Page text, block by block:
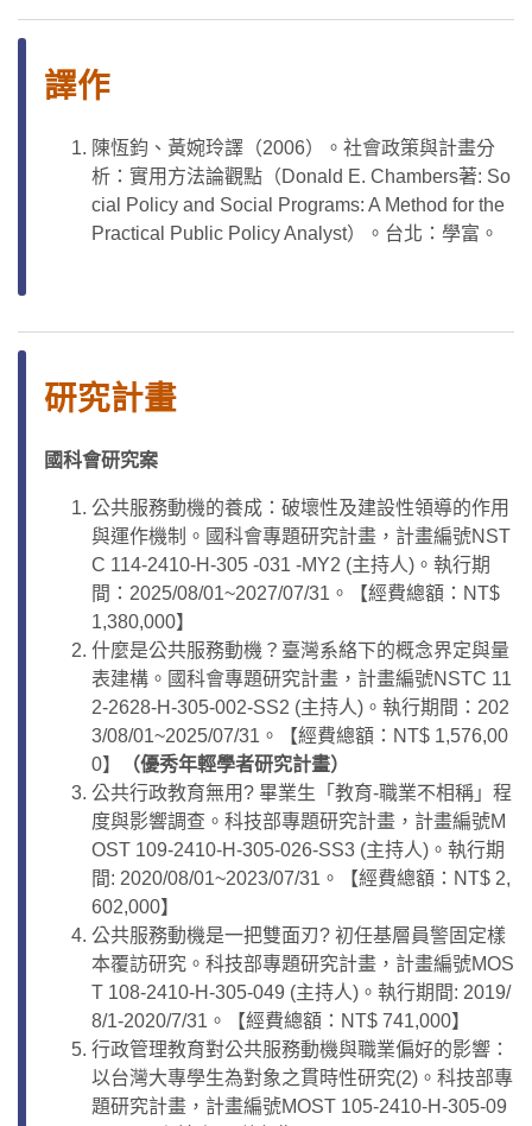
譯作
陳恆鈞、黃婉玲譯（2006）。社會政策與計畫分
析：實用方法論觀點（Donald E. Chambers著: So
cial Policy and Social Programs: A Method for the
Practical Public Policy Analyst）。台北：學富。
研究計畫
國科會研究案
公共服務動機的養成：破壞性及建設性領導的作用
與運作機制。國科會專題研究計畫，計畫編號NST
C 114-2410-H-305 -031 -MY2 (主持人)。執行期
間：2025/08/01~2027/07/31。【經費總額：NT$
1,380,000】
什麼是公共服務動機？臺灣系絡下的概念界定與量
表建構。國科會專題研究計畫，計畫編號NSTC 11
2-2628-H-305-002-SS2 (主持人)。執行期間：202
3/08/01~2025/07/31。【經費總額：NT$ 1,576,00
0】
（優秀年輕學者研究計畫）
公共行政教育無用? 畢業生「教育-職業不相稱」程
度與影響調查。科技部專題研究計畫，計畫編號M
OST 109-2410-H-305-026-SS3 (主持人)。執行期
間: 2020/08/01~2023/07/31。【經費總額：NT$ 2,
602,000】
公共服務動機是一把雙面刃? 初任基層員警固定樣
本覆訪研究。科技部專題研究計畫，計畫編號MOS
T 108-2410-H-305-049 (主持人)。執行期間: 2019/
8/1-2020/7/31。【經費總額：NT$ 741,000】
行政管理教育對公共服務動機與職業偏好的影響：
以台灣大專學生為對象之貫時性研究(2)。科技部專
題研究計畫，計畫編號MOST 105-2410-H-305-09